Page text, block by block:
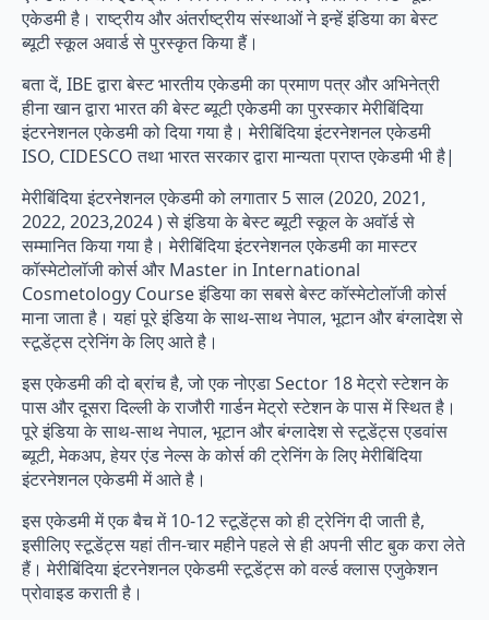
एकेडमी है। राष्ट्रीय और अंतर्राष्ट्रीय संस्थाओं ने इन्हें इंडिया का बेस्ट
ब्यूटी स्कूल अवार्ड से पुरस्कृत किया हैं।
बता दें, IBE द्वारा बेस्ट भारतीय एकेडमी का प्रमाण पत्र और अभिनेत्री
हीना खान द्वारा भारत की बेस्ट ब्यूटी एकेडमी का पुरस्कार मेरीबिंदिया
इंटरनेशनल एकेडमी को दिया गया है। मेरीबिंदिया इंटरनेशनल एकेडमी
ISO, CIDESCO तथा भारत सरकार द्वारा मान्यता प्राप्त एकेडमी भी है|
मेरीबिंदिया इंटरनेशनल एकेडमी को लगातार 5 साल (2020, 2021,
2022, 2023,2024 ) से इंडिया के बेस्ट ब्यूटी स्कूल के अवॉर्ड से
सम्मानित किया गया है। मेरीबिंदिया इंटरनेशनल एकेडमी का मास्टर
कॉस्मेटोलॉजी कोर्स और Master in International
Cosmetology Course इंडिया का सबसे बेस्ट कॉस्मेटोलॉजी कोर्स
माना जाता है। यहां पूरे इंडिया के साथ-साथ नेपाल, भूटान और बंग्लादेश से
स्टूडेंट्स ट्रेनिंग के लिए आते है।
इस एकेडमी की दो ब्रांच है, जो एक नोएडा Sector 18 मेट्रो स्टेशन के
पास और दूसरा दिल्ली के राजौरी गार्डन मेट्रो स्टेशन के पास में स्थित है।
पूरे इंडिया के साथ-साथ नेपाल, भूटान और बंग्लादेश से स्टूडेंट्स एडवांस
ब्यूटी, मेकअप, हेयर एंड नेल्स के कोर्स की ट्रेनिंग के लिए मेरीबिंदिया
इंटरनेशनल एकेडमी में आते है।
इस एकेडमी में एक बैच में 10-12 स्टूडेंट्स को ही ट्रेनिंग दी जाती है,
इसीलिए स्टूडेंट्स यहां तीन-चार महीने पहले से ही अपनी सीट बुक करा लेते
हैं। मेरीबिंदिया इंटरनेशनल एकेडमी स्टूडेंट्स को वर्ल्ड क्लास एजुकेशन
प्रोवाइड कराती है।